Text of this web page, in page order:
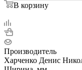
В корзину
Производитель
Харченко Денис